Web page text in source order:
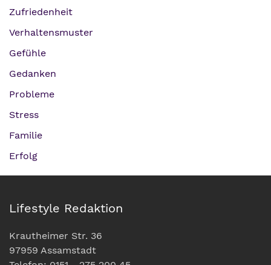
Zufriedenheit
Verhaltensmuster
Gefühle
Gedanken
Probleme
Stress
Familie
Erfolg
Lifestyle Redaktion
Krautheimer Str. 36
97959 Assamstadt